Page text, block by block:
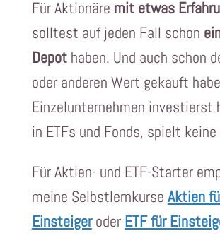
Für Aktionäre mit etwas
solltest auf jeden Fall schon
Depothaben. Und auch schon
oder anderen Wert gekauft
Einzelunternehmen investierst
in ETFs und Fonds, spielt keine
Für Aktien- und ETF-Starter
meine Selbstlernkurse Aktien
Einsteigeroder ETF für